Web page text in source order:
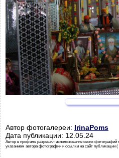
Автор фотогалереи: IrinaPoms
Дата публикации: 12.05.24
Автор в профиле разрешил использование своих
указанием автора фотографии и ссылки на сайт публикации (